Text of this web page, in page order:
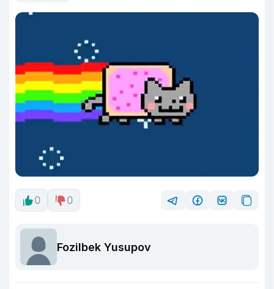
0 0
Fozilbek Yusupov